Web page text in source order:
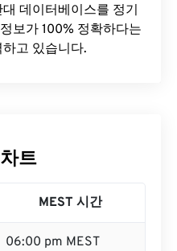
데이터베이스를 정기
보가 100% 정확하다는
고 있습니다.
트
MEST 시간
06:00 pm MEST